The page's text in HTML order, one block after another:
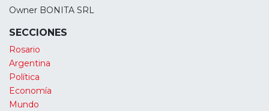
Owner BONITA SRL
SECCIONES
Rosario
Argentina
Política
Economía
Mundo